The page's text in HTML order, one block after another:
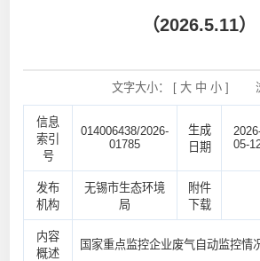
（2026.5.11）
文字大小： [ 大 中 小]
信息
索引
号
014006438/2026-
01785
生成
日期
05-
发布
机构
无锡市生态环境
局
附件
下载
内容
概述
国家重点监控企业废气自动监控情